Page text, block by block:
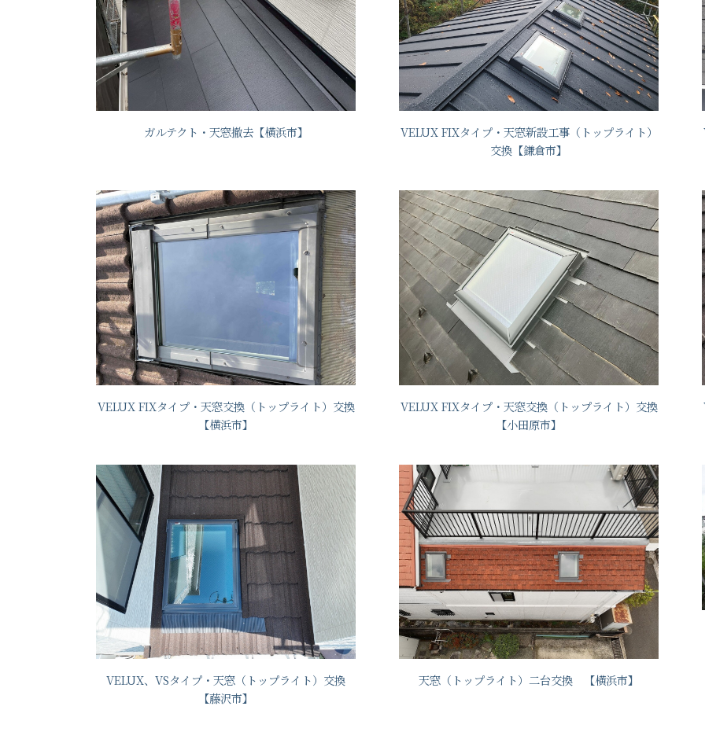
ガルテクト・天窓撤去【横浜市】
VELUX FIXタイプ・天窓新設工事（トップライト）
交換【鎌倉市】
VELUX FIXタイプ・天窓交換（トップライト）交換
【横浜市】
VELUX FIXタイプ・天窓交換（トップライト）交換
【小田原市】
VELUX、VSタイプ・天窓（トップライト）交換
【藤沢市】
天窓（トップライト）二台交換 【横浜市】